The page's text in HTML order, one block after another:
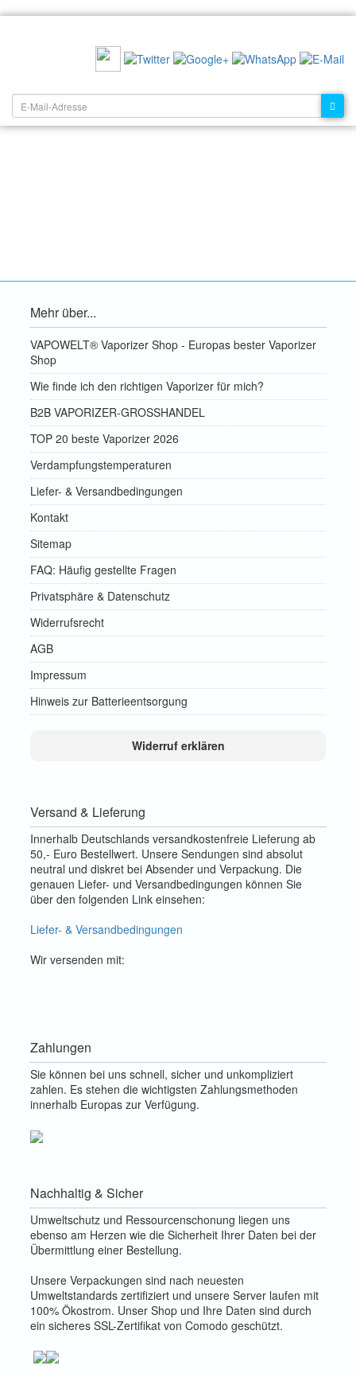
Mehr über...
VAPOWELT® Vaporizer Shop - Europas bester Vaporizer
Shop
Wie finde ich den richtigen Vaporizer für mich?
B2B VAPORIZER-GROSSHANDEL
TOP 20 beste Vaporizer 2026
Verdampfungstemperaturen
Liefer- & Versandbedingungen
Kontakt
Sitemap
FAQ: Häufig gestellte Fragen
Privatsphäre & Datenschutz
Widerrufsrecht
AGB
Impressum
Hinweis zur Batterieentsorgung
Widerruf erklären
Versand & Lieferung
Innerhalb Deutschlands versandkostenfreie Lieferung ab
50,- Euro Bestellwert. Unsere Sendungen sind absolut
neutral und diskret bei Absender und Verpackung. Die
genauen Liefer- und Versandbedingungen können Sie
über den folgenden Link einsehen:
Liefer- & Versandbedingungen
Wir versenden mit:
Zahlungen
Sie können bei uns schnell, sicher und unkompliziert
zahlen. Es stehen die wichtigsten Zahlungsmethoden
innerhalb Europas zur Verfügung.
Nachhaltig & Sicher
Umweltschutz und Ressourcenschonung liegen uns
ebenso am Herzen wie die Sicherheit Ihrer Daten bei der
Übermittlung einer Bestellung.
Unsere Verpackungen sind nach neuesten
Umweltstandards zertifiziert und unsere Server laufen mit
100% Ökostrom. Unser Shop und Ihre Daten sind durch
ein sicheres SSL-Zertifikat von Comodo geschützt.